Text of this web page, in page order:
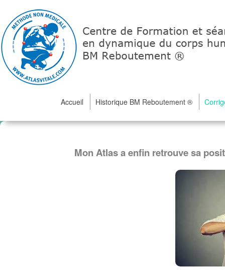
Accueil Historique BM Reboutement ®
Mon Atlas a enfin retrouvesa